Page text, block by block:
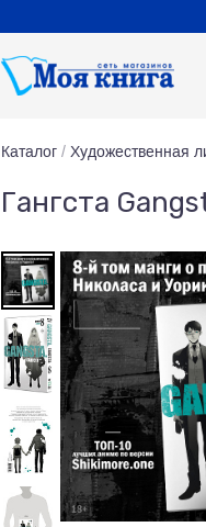
Каталог / Художественная
Гангста